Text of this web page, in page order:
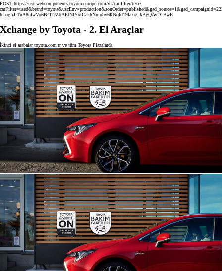
POST https://usc-webcomponents.toyota-europe.com/v1/car-filter/tr/tr?
hLoglrJiTuA8ufwVo6B4I27ZbAEtNfYxtCakhNmubv6KNqld19IaxoCkBgQAvD_BwE
Xchange by Toyota - 2. El Araçlar
İkinci el arabalar toyota.com.tr ve tüm Toyota Plazalarda